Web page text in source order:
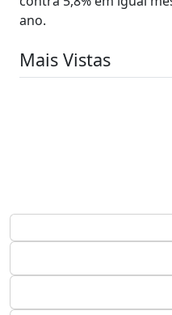
ano.
Mais Vistas